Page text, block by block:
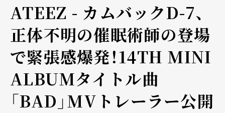
ATEEZ - カムバックD-7、
正体不明の催眠術師の登場
で緊張感爆発！14TH MINI
ALBUMタイトル曲
「BAD」MVトレーラー公開